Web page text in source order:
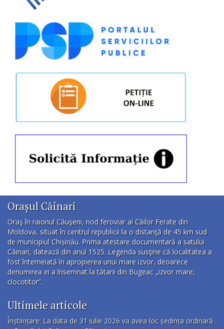
Orașul Căinari
Oraş în raionul Căuşeni, nod feroviar ai Căilor Ferate din
Moldova, situat în centrul republicii la o distanţă de 45 km sud
de municipiul Chișinău. Prima atestare documentară a satului
Căinari, datează din anul 1525. Legenda susţine că localitatea a
fost întemeiată în apropierea unui mare izvor, deoarece
denumirea ei a însemnat la tătarii din Bugeac „izvor mare,
clocotitor”.
Ultimele articole
Înștiințare: La data de 31 iulie 2026 va avea loc ședința ordinară